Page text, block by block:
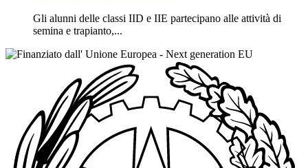
Gli alunni delle classi IID e IIE partecipano alle attività di
semina e trapianto,...